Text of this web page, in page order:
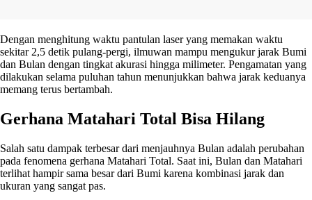
Dengan menghitung waktu pantulan laser yang memakan waktu
sekitar 2,5 detik pulang-pergi, ilmuwan mampu mengukur jarak Bumi
dan Bulan dengan tingkat akurasi hingga milimeter. Pengamatan yang
dilakukan selama puluhan tahun menunjukkan bahwa jarak keduanya
memang terus bertambah.
Gerhana Matahari Total Bisa Hilang
Salah satu dampak terbesar dari menjauhnya Bulan adalah perubahan
pada fenomena gerhana Matahari Total. Saat ini, Bulan dan Matahari
terlihat hampir sama besar dari Bumi karena kombinasi jarak dan
ukuran yang sangat pas.